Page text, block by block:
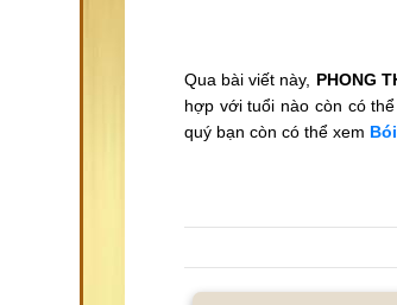
Qua bài viết này, PHONG
hợp với tuổi nào còn có
quý bạn còn có thể xem